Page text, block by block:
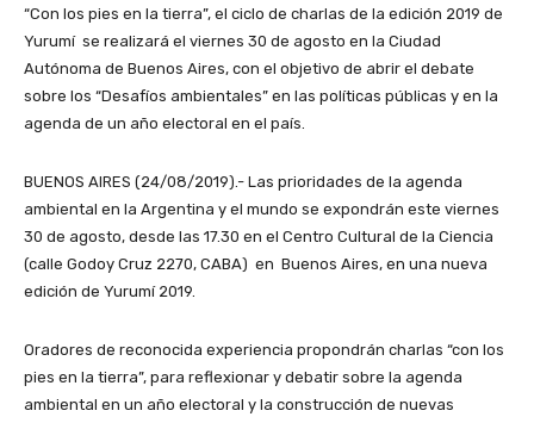
“Con los pies en la tierra”, el ciclo de charlas de la edición 2019 de
Yurumí se realizará el viernes 30 de agosto en la Ciudad
Autónoma de Buenos Aires, con el objetivo de abrir el debate
sobre los “Desafíos ambientales” en las políticas públicas y en la
agenda de un año electoral en el país.
BUENOS AIRES (24/08/2019).- Las prioridades de la agenda
ambiental en la Argentina y el mundo se expondrán este viernes
30 de agosto, desde las 17.30 en el Centro Cultural de la Ciencia
(calle Godoy Cruz 2270, CABA) en Buenos Aires, en una nueva
edición de Yurumí 2019.
Oradores de reconocida experiencia propondrán charlas “con los
pies en la tierra”, para reflexionar y debatir sobre la agenda
ambiental en un año electoral y la construcción de nuevas